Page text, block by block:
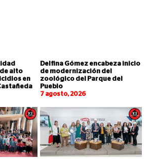
alto
en
Delfina Gómez encabeza inicio
de modernización del
zoológico del Parque del
Pueblo
7 agosto, 2026